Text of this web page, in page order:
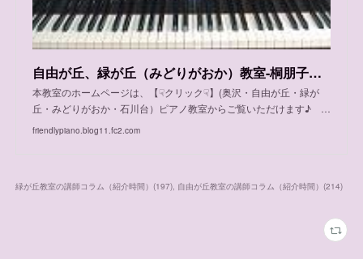
自由が丘、緑が丘（みどりがおか）教室-桐朋子供のための音楽教室仙川教室の先生も加わりました
本教室のホームページは、【☟クリック☟】(奥沢・自由が丘・緑が
丘・みどりがおか・石川台）ピアノ教室からご覧いただけます♪ …
friendlypiano.blog11.fc2.com
緑が丘教室の講師コラム（紹介時間） (197) 自由が丘教室の講師コラム（紹介時間） (214)